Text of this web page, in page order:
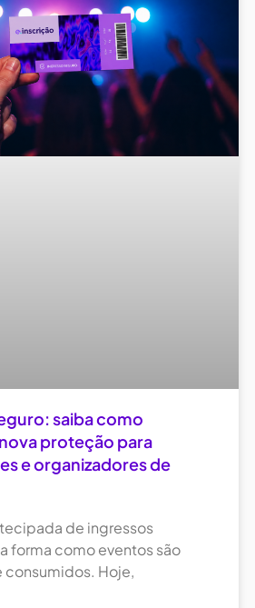
saiba como
proteção para
e organizadores de
de ingressos
forma como eventos são
consumidos. Hoje,